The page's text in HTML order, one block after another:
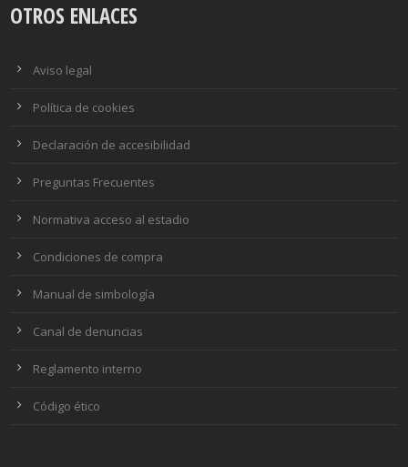
OTROS ENLACES
Aviso legal
Política de cookies
Declaración de accesibilidad
Preguntas Frecuentes
Normativa acceso al estadio
Condiciones de compra
Manual de simbología
Canal de denuncias
Reglamento interno
Código ético